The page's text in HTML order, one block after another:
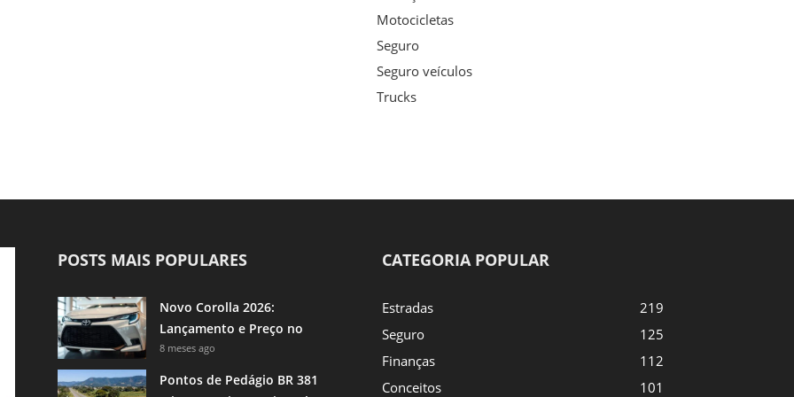
Motocicletas
Seguro
Seguro veículos
Trucks
POSTS MAIS POPULARES
Novo Corolla 2026:
Lançamento e Preço no
Brasil
8 meses ago
Pontos de Pedágio BR 381
CATEGORIA POPULAR
Estradas
219
Seguro
125
Finanças
112
Conceitos
101